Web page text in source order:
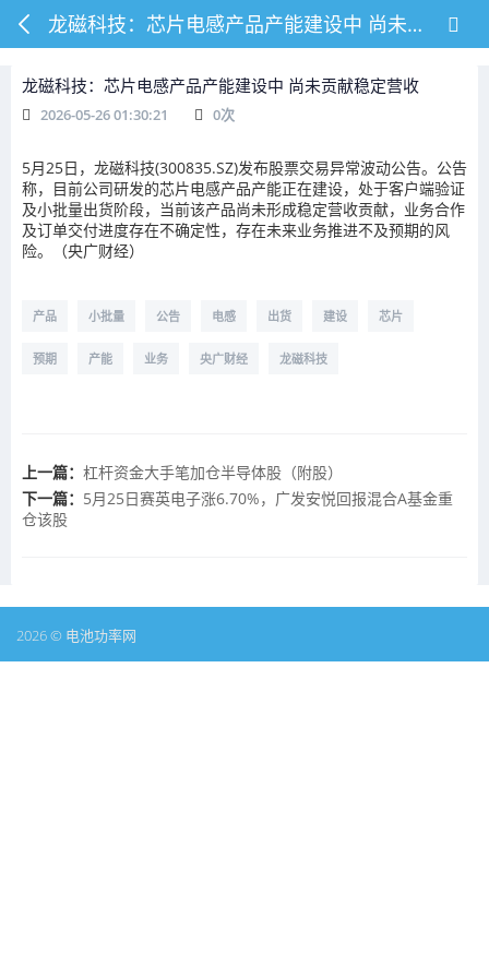
龙磁科技：芯片电感产品产能建设中 尚未贡献稳定营收
龙磁科技：芯片电感产品产能建设中 尚未贡献稳定营收
2026-05-26 01:30:21 0次
5月25日，龙磁科技(300835.SZ)发布股票交易异常波动公告。公告
称，目前公司研发的芯片电感产品产能正在建设，处于客户端验证
及小批量出货阶段，当前该产品尚未形成稳定营收贡献，业务合作
及订单交付进度存在不确定性，存在未来业务推进不及预期的风
险。（央广财经）
产品 小批量 公告 电感 出货 建设 芯片
预期 产能 业务 央广财经 龙磁科技
上一篇： 杠杆资金大手笔加仓半导体股（附股）
下一篇： 5月25日赛英电子涨6.70%，广发安悦回报混合A基金重
仓该股
2026 © 电池功率网